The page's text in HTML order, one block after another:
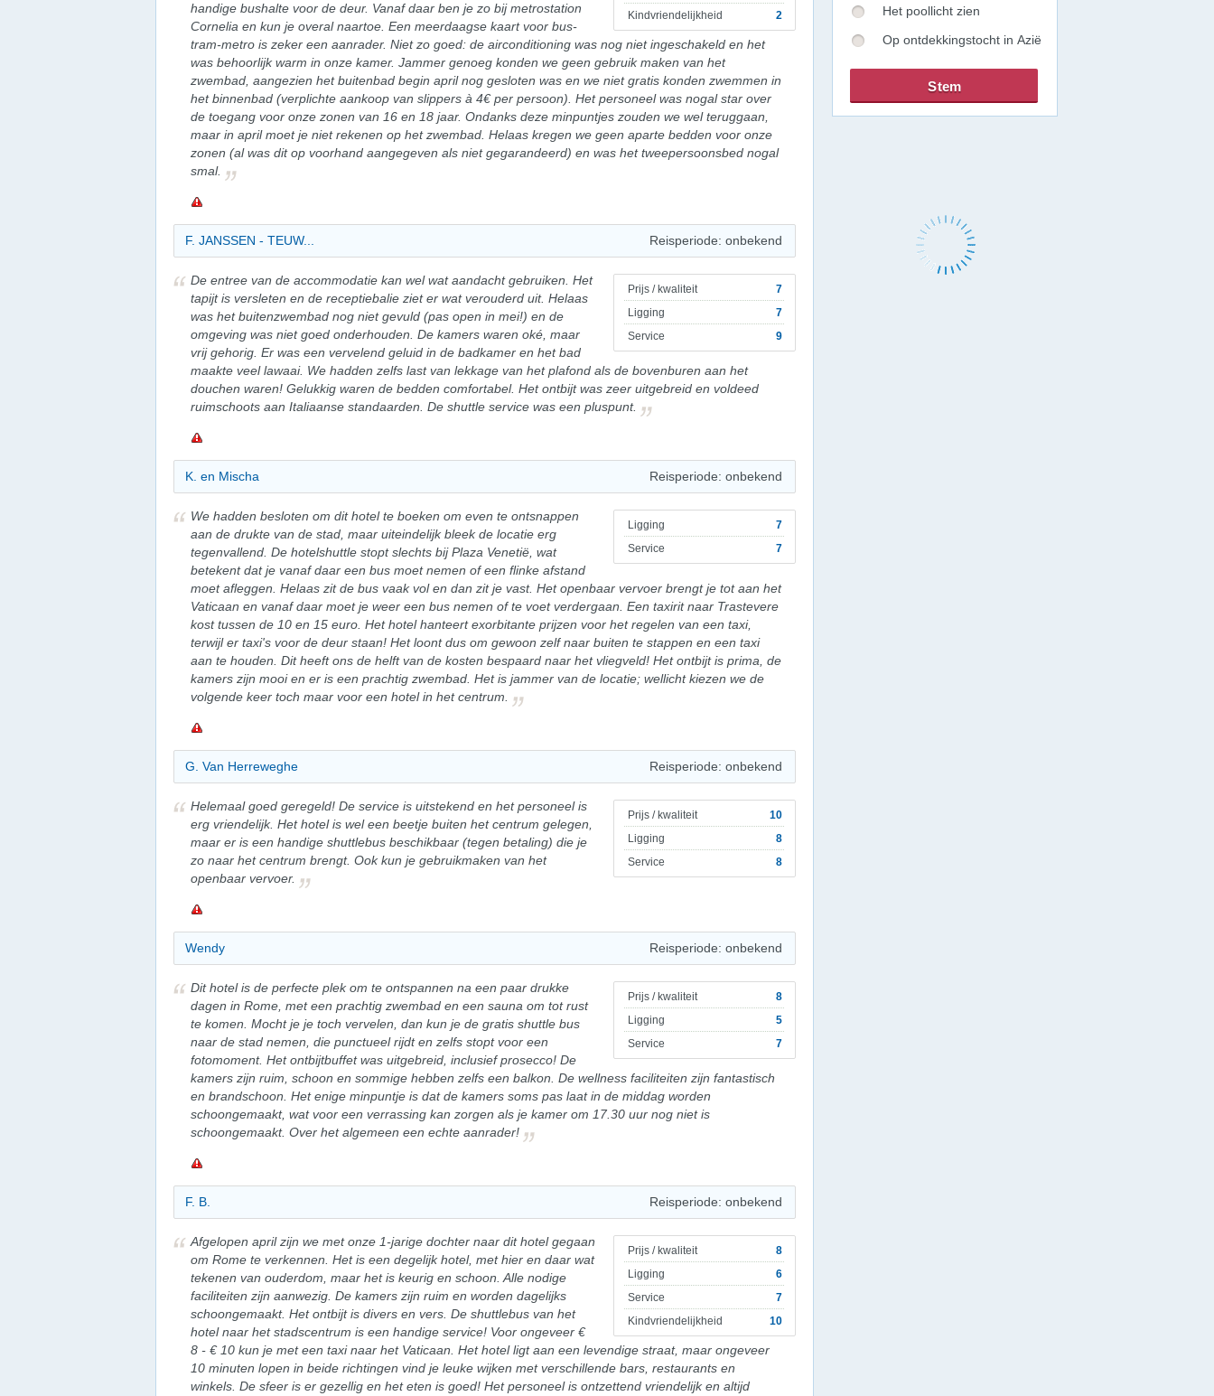
Kindvriendelijkheid
2
handige bushalte voor de deur. Vanaf daar ben je zo bij metrostation
Cornelia en kun je overal naartoe. Een meerdaagse kaart voor bus-
tram-metro is zeker een aanrader. Niet zo goed: de airconditioning was nog niet ingeschakeld en het
was behoorlijk warm in onze kamer. Jammer genoeg konden we geen gebruik maken van het
zwembad, aangezien het buitenbad begin april nog gesloten was en we niet gratis konden zwemmen in
het binnenbad (verplichte aankoop van slippers à 4€ per persoon). Het personeel was nogal star over
de toegang voor onze zonen van 16 en 18 jaar. Ondanks deze minpuntjes zouden we wel teruggaan,
maar in april moet je niet rekenen op het zwembad. Helaas kregen we geen aparte bedden voor onze
zonen (al was dit op voorhand aangegeven als niet gegarandeerd) en was het tweepersoonsbed nogal
smal.
F. JANSSEN - TEUW... Reisperiode: onbekend
Prijs / kwaliteit
7
Ligging
7
Service
9
De entree van de accommodatie kan wel wat aandacht gebruiken. Het
tapijt is versleten en de receptiebalie ziet er wat verouderd uit. Helaas
was het buitenzwembad nog niet gevuld (pas open in mei!) en de
omgeving was niet goed onderhouden. De kamers waren oké, maar
vrij gehorig. Er was een vervelend geluid in de badkamer en het bad
maakte veel lawaai. We hadden zelfs last van lekkage van het plafond als de bovenburen aan het
douchen waren! Gelukkig waren de bedden comfortabel. Het ontbijt was zeer uitgebreid en voldeed
ruimschoots aan Italiaanse standaarden. De shuttle service was een pluspunt.
K. en Mischa Reisperiode: onbekend
Ligging
7
Service
7
We hadden besloten om dit hotel te boeken om even te ontsnappen
aan de drukte van de stad, maar uiteindelijk bleek de locatie erg
tegenvallend. De hotelshuttle stopt slechts bij Plaza Venetië, wat
betekent dat je vanaf daar een bus moet nemen of een flinke afstand
moet afleggen. Helaas zit de bus vaak vol en dan zit je vast. Het openbaar vervoer brengt je tot aan het
Vaticaan en vanaf daar moet je weer een bus nemen of te voet verdergaan. Een taxirit naar Trastevere
kost tussen de 10 en 15 euro. Het hotel hanteert exorbitante prijzen voor het regelen van een taxi,
terwijl er taxi's voor de deur staan! Het loont dus om gewoon zelf naar buiten te stappen en een taxi
aan te houden. Dit heeft ons de helft van de kosten bespaard naar het vliegveld! Het ontbijt is prima, de
kamers zijn mooi en er is een prachtig zwembad. Het is jammer van de locatie; wellicht kiezen we de
volgende keer toch maar voor een hotel in het centrum.
G. Van Herreweghe Reisperiode: onbekend
Prijs / kwaliteit
10
Ligging
8
Service
8
Helemaal goed geregeld! De service is uitstekend en het personeel is
erg vriendelijk. Het hotel is wel een beetje buiten het centrum gelegen,
maar er is een handige shuttlebus beschikbaar (tegen betaling) die je
zo naar het centrum brengt. Ook kun je gebruikmaken van het
openbaar vervoer.
Wendy Reisperiode: onbekend
Prijs / kwaliteit
8
Ligging
5
Service
7
Dit hotel is de perfecte plek om te ontspannen na een paar drukke
dagen in Rome, met een prachtig zwembad en een sauna om tot rust
te komen. Mocht je je toch vervelen, dan kun je de gratis shuttle bus
naar de stad nemen, die punctueel rijdt en zelfs stopt voor een
fotomoment. Het ontbijtbuffet was uitgebreid, inclusief prosecco! De
kamers zijn ruim, schoon en sommige hebben zelfs een balkon. De wellness faciliteiten zijn fantastisch
en brandschoon. Het enige minpuntje is dat de kamers soms pas laat in de middag worden
schoongemaakt, wat voor een verrassing kan zorgen als je kamer om 17.30 uur nog niet is
schoongemaakt. Over het algemeen een echte aanrader!
F. B. Reisperiode: onbekend
Prijs / kwaliteit
8
Ligging
6
Service
7
Kindvriendelijkheid
10
Afgelopen april zijn we met onze 1-jarige dochter naar dit hotel gegaan
om Rome te verkennen. Het is een degelijk hotel, met hier en daar wat
tekenen van ouderdom, maar het is keurig en schoon. Alle nodige
faciliteiten zijn aanwezig. De kamers zijn ruim en worden dagelijks
schoongemaakt. Het ontbijt is divers en vers. De shuttlebus van het
hotel naar het stadscentrum is een handige service! Voor ongeveer €
8 - € 10 kun je met een taxi naar het Vaticaan. Het hotel ligt aan een levendige straat, maar ongeveer
10 minuten lopen in beide richtingen vind je leuke wijken met verschillende bars, restaurants en
winkels. De sfeer is er gezellig en het eten is goed! Het personeel is ontzettend vriendelijk en altijd
Het poollicht zien
Op ontdekkingstocht in Azië